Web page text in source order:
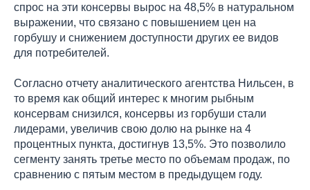
спрос на эти консервы вырос на 48,5% в натуральном
выражении, что связано с повышением цен на
горбушу и снижением доступности других ее видов
для потребителей.
Согласно отчету аналитического агентства Нильсен, в
то время как общий интерес к многим рыбным
консервам снизился, консервы из горбуши стали
лидерами, увеличив свою долю на рынке на 4
процентных пункта, достигнув 13,5%. Это позволило
сегменту занять третье место по объемам продаж, по
сравнению с пятым местом в предыдущем году.